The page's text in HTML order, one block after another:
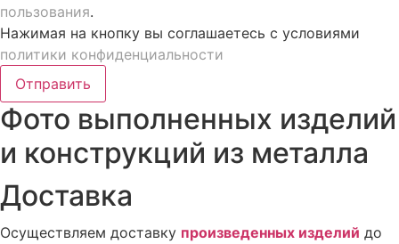
пользования.
Нажимая на кнопку вы соглашаетесь с условиями
политики конфиденциальности
Отправить
Фото выполненных изделий
и конструкций из металла
Доставка
Осуществляем доставку произведенных изделий до